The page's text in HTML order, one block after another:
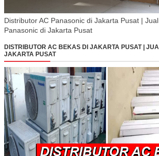
Distributor AC Panasonic di Jakarta Pusat |
Panasonic di Jakarta Pusat
DISTRIBUTOR AC BEKAS DI JAKARTA PUSAT |
JAKARTA PUSAT